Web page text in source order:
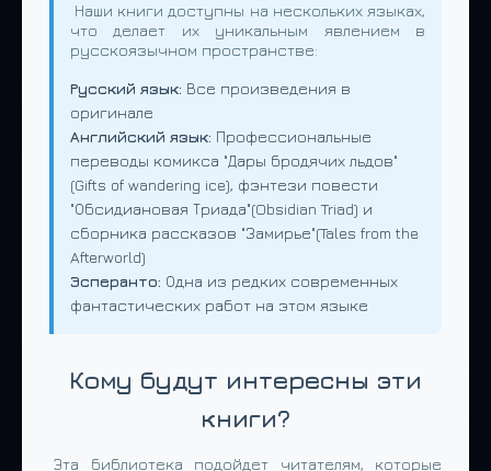
Наши книги доступны на нескольких языках,
что делает их уникальным явлением в
русскоязычном пространстве:
Русский язык: Все произведения в
оригинале
Английский язык: Профессиональные
переводы комикса "Дары бродячих льдов"
(Gifts of wandering ice), фэнтези повести
"Обсидиановая Триада"(Obsidian Triad) и
сборника рассказов "Замирье"(Tales from the
Afterworld)
Эсперанто: Одна из редких современных
фантастических работ на этом языке
Кому будут интересны эти
книги?
Эта библиотека подойдет читателям, которые